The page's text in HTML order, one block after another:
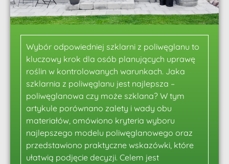
Wybór odpowiedniej szklarni z poliwęglanu to
kluczowy krok dla osób planujących uprawę
roślin w kontrolowanych warunkach. Jaka
szklarnia z poliwęglanu jest najlepsza –
poliwęglanowa czy może szklana? W tym
artykule porównano zalety i wady obu
materiałów, omówiono kryteria wyboru
najlepszego modelu poliwęglanowego oraz
przedstawiono praktyczne wskazówki, które
ułatwią podjęcie decyzji. Celem jest